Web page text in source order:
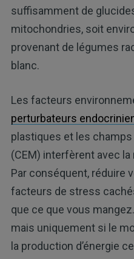
suffisamment de
mitochondries, soit
provenant de légumes
blanc.
Les facteurs
perturbateurs
plastiques et les
(CEM) interfèrent avec
Par conséquent, réduire
facteurs de stress
que ce que vous
mais uniquement si le
la production d’énergie